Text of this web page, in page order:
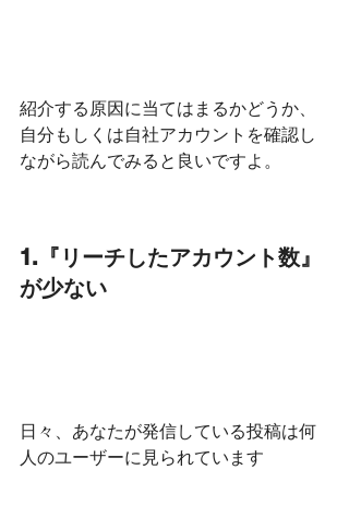
紹介する原因に当てはまるかどうか、
自分もしくは自社アカウントを確認し
ながら読んでみると良いですよ。
1.『リーチしたアカウント数』
が少ない
日々、あなたが発信している投稿は何
人のユーザーに見られています